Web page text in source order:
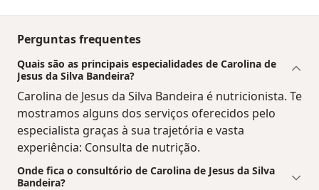
Perguntas frequentes
Quais são as principais especialidades de Carolina de
Jesus da Silva Bandeira?
Carolina de Jesus da Silva Bandeira é nutricionista. Te
mostramos alguns dos serviços oferecidos pelo
especialista graças à sua trajetória e vasta
experiência: Consulta de nutrição.
Onde fica o consultório de Carolina de Jesus da Silva
Bandeira?